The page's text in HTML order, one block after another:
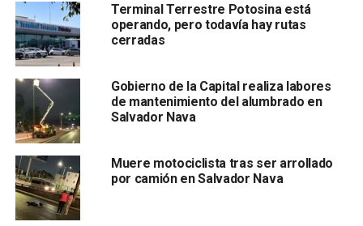
Terminal Terrestre Potosina está
operando, pero todavía hay rutas
cerradas
Gobierno de la Capital realiza labores
de mantenimiento del alumbrado en
Salvador Nava
Muere motociclista tras ser arrollado
por camión en Salvador Nava